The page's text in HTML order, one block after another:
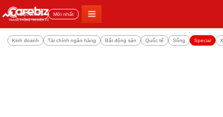
Đọc nhiều Mới nhất
Kinh doanh Tài chính ngân hàng Bất động sản Quốc tế Sống Special